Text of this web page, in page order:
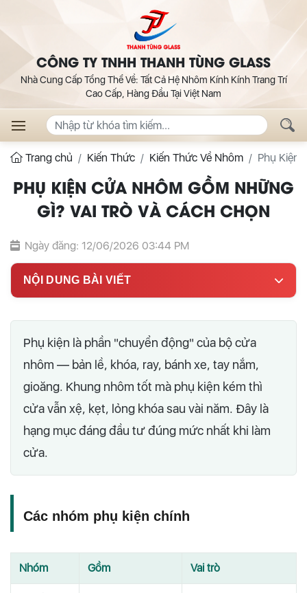
CÔNG TY TNHH THANH TÙNG GLASS
Nhà Cung Cấp Tổng Thể Về: Tất Cả Hệ Nhôm Kính Kính Trang Trí
Cao Cấp, Hàng Đầu Tại Việt Nam
Trang chủ Kiến Thức Kiến Thức Về Nhôm Phụ Kiện
PHỤ KIỆN CỬA NHÔM GỒM NHỮNG
GÌ? VAI TRÒ VÀ CÁCH CHỌN
Ngày đăng: 12/06/2026 03:44 PM
NỘI DUNG BÀI VIẾT
Phụ kiện là phần "chuyển động" của bộ cửa
nhôm — bản lề, khóa, ray, bánh xe, tay nắm,
gioăng. Khung nhôm tốt mà phụ kiện kém thì
cửa vẫn xệ, kẹt, lỏng khóa sau vài năm. Đây là
hạng mục đáng đầu tư đúng mức nhất khi làm
cửa.
Các nhóm phụ kiện chính
Nhóm Gồm Vai trò